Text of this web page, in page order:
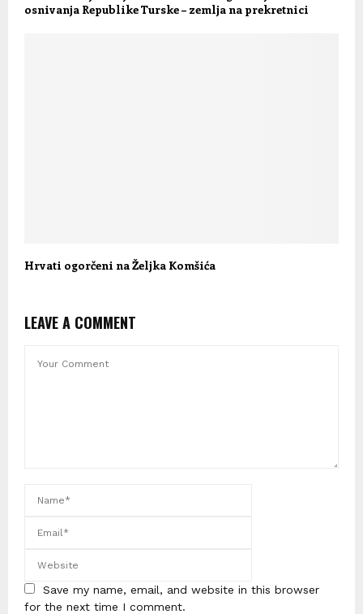
osnivanja Republike Turske – zemlja na prekretnici
Hrvati ogorčeni na Željka Komšića
LEAVE A COMMENT
Save my name, email, and website in this browser
for the next time I comment.